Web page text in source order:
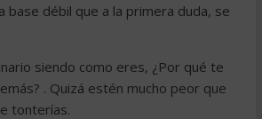
base débil que a la primera duda, se
siendo como eres, ¿Por qué te
. Quizá estén mucho peor que
tonterías.